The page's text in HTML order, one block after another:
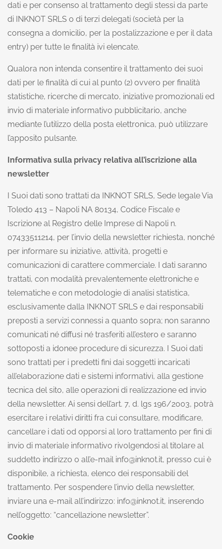
dati e per consenso al trattamento degli stessi da parte
di INKNOT SRLS o di terzi delegati (società per la
consegna a domicilio, per la postalizzazione e per il data
entry) per tutte le finalità ivi elencate.
Qualora non intenda consentire il trattamento dei suoi
dati per le finalità di cui al punto (2) ovvero per finalità
statistiche, ricerche di mercato, iniziative promozionali ed
invio di materiale informativo pubblicitario, anche
mediante l’utilizzo della posta elettronica, può utilizzare
l’apposito pulsante.
Informativa sulla privacy relativa all’iscrizione alla
newsletter
I Suoi dati sono trattati da INKNOT SRLS, Sede legale Via
Toledo 413 – Napoli NA 80134, Codice Fiscale e
Iscrizione al Registro delle Imprese di Napoli n.
07433511214, per l’invio della newsletter richiesta, nonché
per informare su iniziative, attività, progetti e
comunicazioni di carattere commerciale. I dati saranno
trattati, con modalità prevalentemente elettroniche e
telematiche e con metodologie di analisi statistica,
esclusivamente dalla INKNOT SRLS e dai responsabili
preposti a servizi connessi a quanto sopra; non saranno
comunicati né diffusi né trasferiti all’estero e saranno
sottoposti a idonee procedure di sicurezza. I Suoi dati
sono trattati per i predetti fini dai soggetti incaricati
all’elaborazione dati e sistemi informativi, alla gestione
tecnica del sito, alle operazioni di realizzazione ed invio
della newsletter. Ai sensi dell’art. 7, d. lgs 196/2003, potrà
esercitare i relativi diritti fra cui consultare, modificare,
cancellare i dati od opporsi al loro trattamento per fini di
invio di materiale informativo rivolgendosi al titolare al
suddetto indirizzo o all’e-mail info@inknot.it, presso cui è
disponibile, a richiesta, elenco dei responsabili del
trattamento. Per sospendere l’invio della newsletter,
inviare una e-mail all’indirizzo: info@inknot.it, inserendo
nell’oggetto: “cancellazione newsletter”.
Cookie